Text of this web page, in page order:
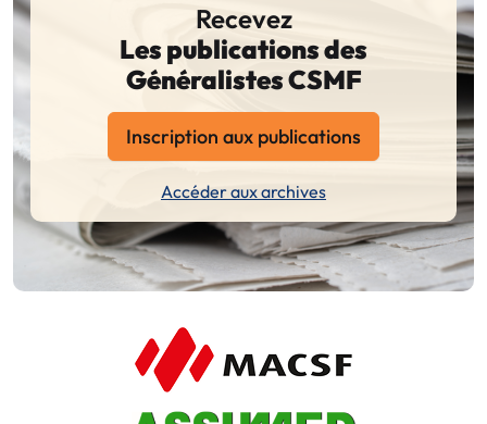
Recevez
Les publications des
Généralistes CSMF
Inscription aux publications
Accéder aux archives